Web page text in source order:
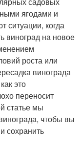
ягодами и
ситуации, когда
виноград на новое
роста или
винограда
это
переносит
статье мы
чтобы вы
сохранить